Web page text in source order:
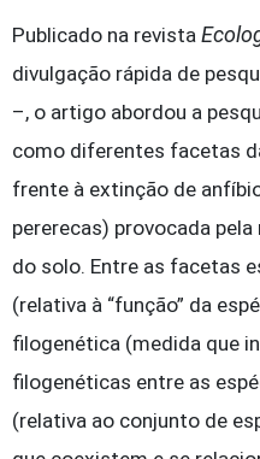
Publicado na revista
divulgação rápida de
–, o artigo abordou a
como diferentes facetas
frente à extinção de
pererecas) provocada
do solo. Entre as facetas
(relativa à “função” da
filogenética (medida que
filogenéticas entre as
(relativa ao conjunto de